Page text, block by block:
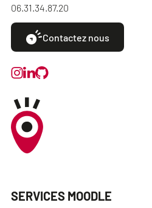
06.31.34.87.20
Contactez nous
SERVICES MOODLE